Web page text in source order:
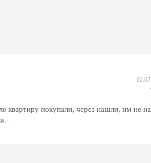
квартиру покупали, через нашли, им не